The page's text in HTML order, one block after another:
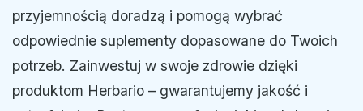
przyjemnością doradzą i pomogą wybrać
odpowiednie suplementy dopasowane do Twoich
potrzeb. Zainwestuj w swoje zdrowie dzięki
produktom Herbario – gwarantujemy jakość i